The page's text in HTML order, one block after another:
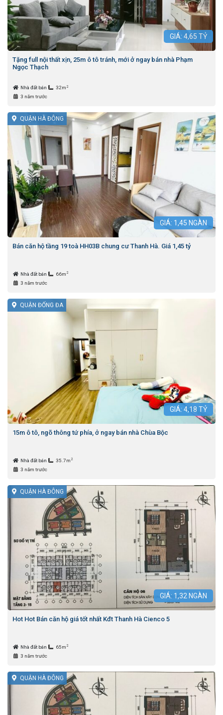
GIÁ: 4,65 TỶ
Tặng full nội thất xịn, 25m ô tô tránh, mới ở ngay bán nhà Phạm
Ngọc Thạch
Nhà đất bán 32m 2
3 năm trước
QUẬN HÀ ĐÔNG
GIÁ: 1,45 NGÀN
Bán căn hộ tầng 19 toà HH03B chung cư Thanh Hà. Giá 1,45 tỷ
Nhà đất bán 66m 2
3 năm trước
QUẬN ĐỐNG ĐA
GIÁ: 4,18 TỶ
15m ô tô, ngõ thông tứ phía, ở ngay bán nhà Chùa Bộc
Nhà đất bán 35.7m 2
3 năm trước
QUẬN HÀ ĐÔNG
GIÁ: 1,32 NGÀN
Hot Hot Bán căn hộ giá tốt nhất Kđt Thanh Hà Cienco 5
Nhà đất bán 65m 2
3 năm trước
QUẬN HÀ ĐÔNG